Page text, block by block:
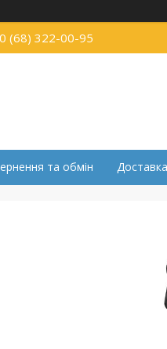
(68) 322-00-95
та обмін